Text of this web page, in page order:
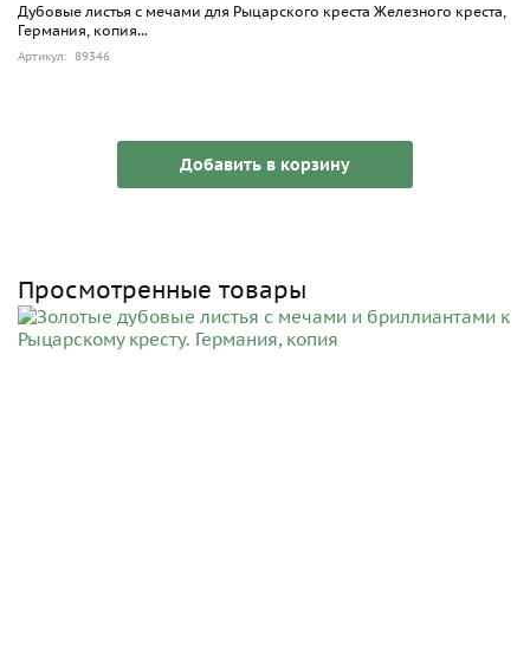
Дубовые листья с мечами для Рыцарского креста Железного креста,
Германия, копия...
Артикул: 89346
Добавить в корзину
Просмотренные товары